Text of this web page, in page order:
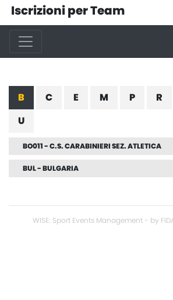
Iscrizioni per Team
B C E M P R
U
BO011 - C.S. CARABINIERI SEZ. ATLETICA
BUL - BULGARIA
WISE: Sport Events Management - by